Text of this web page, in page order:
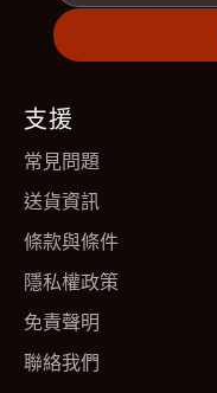
支援
常見問題
送貨資訊
條款與條件
隱私權政策
免責聲明
聯絡我們